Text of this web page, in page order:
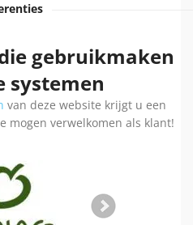
gebruikmaken
systemen
van deze website krijgt u een
mogen verwelkomen als klant!